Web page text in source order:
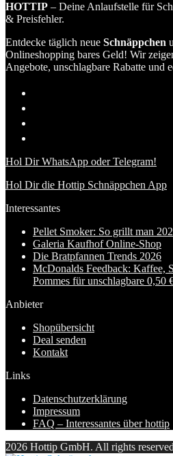
HOTTIP – Deine Anlaufstelle für
& Preisfehler.
Entdecke täglich neue Schnäppchen
Onlineshopping bares Geld! Wir
Angebote, unschlagbare Rabatte und
Hol Dir WhatsApp oder Telegram!
Hol Dir die Hottip Schnäppchen App
Interessantes
Pellet Smoker: So grillt man
Galeria Kaufhof Online-Shop
Die Bratpfannen Trends 2026
McDonalds Feedback: Kaffee,
Pommes für unschlagbare 0,50
Anbieter
Shopübersicht
Deal senden
Kontakt
Links
Datenschutzerklärung
Impressum
FAQ – Interessantes über hottip
2026 Hottip GmbH. All rights